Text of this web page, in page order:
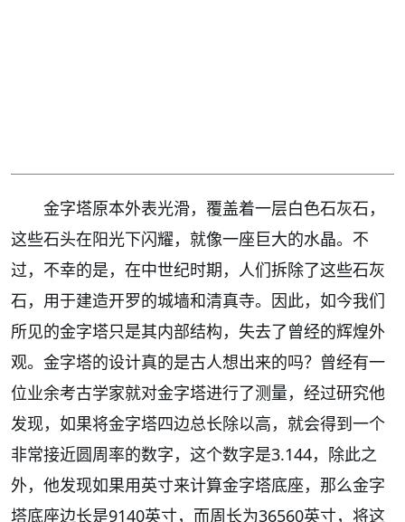
金字塔原本外表光滑，覆盖着一层白色石灰石，
这些石头在阳光下闪耀，就像一座巨大的水晶。不
过，不幸的是，在中世纪时期，人们拆除了这些石灰
石，用于建造开罗的城墙和清真寺。因此，如今我们
所见的金字塔只是其内部结构，失去了曾经的辉煌外
观。金字塔的设计真的是古人想出来的吗？曾经有一
位业余考古学家就对金字塔进行了测量，经过研究他
发现，如果将金字塔四边总长除以高，就会得到一个
非常接近圆周率的数字，这个数字是3.144，除此之
外，他发现如果用英寸来计算金字塔底座，那么金字
塔底座边长是9140英寸，而周长为36560英寸，将这